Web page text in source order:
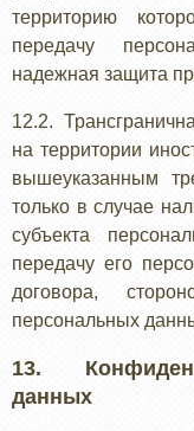
территорию
передачу
надежная защита
12.2.
на территории
вышеуказанным
только в случае
субъекта
передачу его
договора,
персональных
13.
данных